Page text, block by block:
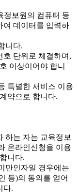
정보원의 컴퓨터 등
여 데이터를 입력하
니다.
단위로 체결하며,
이상이어야 합니
특별한 서비스 이용
약으로 합니다.
하는 자는 교육정보
온라인신청을 이용
니다.
만인자일 경우에는
등)의 동의를 얻어
다.